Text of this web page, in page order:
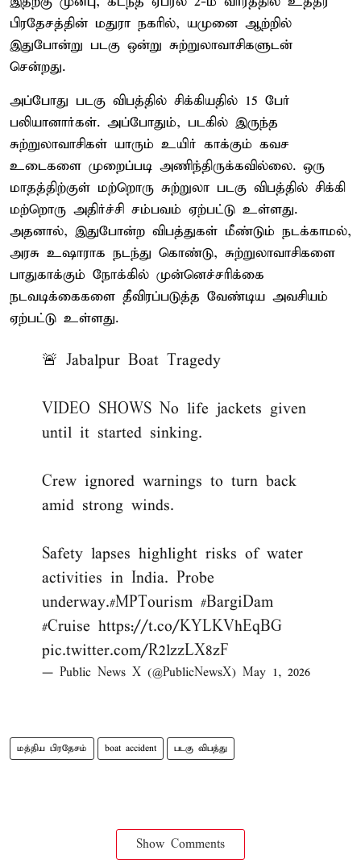
பிரதேசத்தின் மதுரா நகரில், யமுனை ஆற்றில்
இதுபோன்று படகு ஒன்று சுற்றுலாவாசிகளுடன்
சென்றது.
அப்போது படகு விபத்தில் சிக்கியதில் 15 பேர்
பலியானார்கள். அப்போதும், படகில் இருந்த
சுற்றுலாவாசிகள் யாரும் உயிர் காக்கும் கவச
உடைகளை முறைப்படி அணிந்திருக்கவில்லை. ஒரு
மாதத்திற்குள் மற்றொரு சுற்றுலா படகு விபத்தில் சிக்கி
மற்றொரு அதிர்ச்சி சம்பவம் ஏற்பட்டு உள்ளது.
அதனால், இதுபோன்ற விபத்துகள் மீண்டும் நடக்காமல்,
அரசு உஷாராக நடந்து கொண்டு, சுற்றுலாவாசிகளை
பாதுகாக்கும் நோக்கில் முன்னெச்சரிக்கை
நடவடிக்கைகளை தீவிரப்படுத்த வேண்டிய அவசியம்
ஏற்பட்டு உள்ளது.
🚨 Jabalpur Boat Tragedy
VIDEO SHOWS No life jackets given
until it started sinking.
Crew ignored warnings to turn back
amid strong winds.
Safety lapses highlight risks of water
activities in India. Probe
underway.#MPTourism #BargiDam
#Cruise https://t.co/KYLKVhEqBG
pic.twitter.com/R2lzzLX8zF
— Public News X (@PublicNewsX) May 1, 2026
மத்திய பிரதேசம் boat accident படகு விபத்து
Show Comments